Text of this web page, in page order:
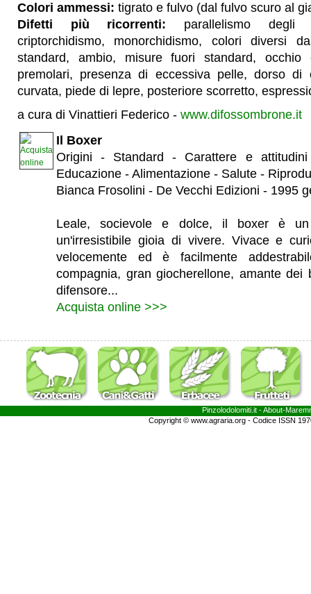
Colori ammessi: tigrato e fulvo (dal fulvo scuro al
Difetti più ricorrenti: parallelismo degli
criptorchidismo, monorchidismo, colori diversi
standard, ambio, misure fuori standard, occhio
premolari, presenza di eccessiva pelle, dorso di
curvata, piede di lepre, posteriore scorretto,
a cura di Vinattieri Federico - www.difossombrone.it
Il Boxer
Origini - Standard - Carattere e
Educazione - Alimentazione - Salute -
Bianca Frosolini - De Vecchi Edizioni - 1995
Leale, socievole e dolce, il boxer è
un'irresistibile gioia di vivere. Vivace e
velocemente ed è facilmente
compagnia, gran giocherellone, amante dei
difensore...
Acquista online >>>
Pinzolodolomiti.it - About-
Copyright © www.agraria.org - Codice ISSN